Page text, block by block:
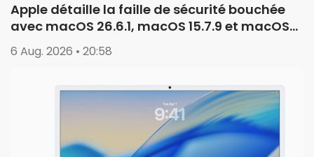
Apple détaille la faille de sécurité bouchée
avec macOS 26.6.1, macOS 15.7.9 et macOS
14.8.9
6 Aug. 2026 • 20:58